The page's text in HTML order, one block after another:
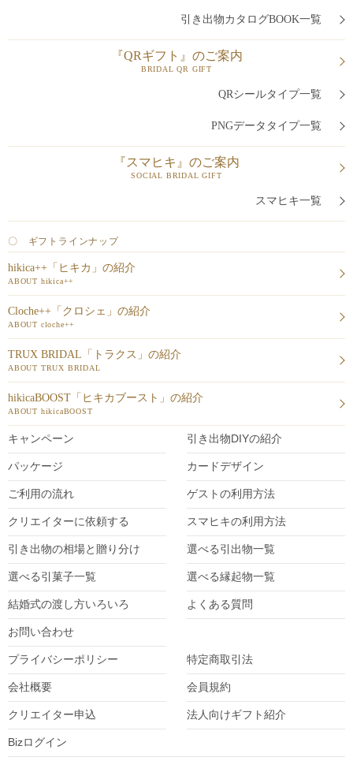
引き出物カタログBOOK一覧
『QRギフト』のご案内
BRIDAL QR GIFT
QRシールタイプ一覧
PNGデータタイプ一覧
『スマヒキ』のご案内
SOCIAL BRIDAL GIFT
スマヒキ一覧
〇 ギフトラインナップ
hikica++「ヒキカ」の紹介
ABOUT hikica++
Cloche++「クロシェ」の紹介
ABOUT cloche++
TRUX BRIDAL「トラクス」の紹介
ABOUT TRUX BRIDAL
hikicaBOOST「ヒキカブースト」の紹介
ABOUT hikicaBOOST
キャンペーン 引き出物DIYの紹介
パッケージ カードデザイン
ご利用の流れ ゲストの利用方法
クリエイターに依頼する スマヒキの利用方法
引き出物の相場と贈り分け 選べる引出物一覧
選べる引菓子一覧 選べる縁起物一覧
結婚式の渡し方いろいろ よくある質問
お問い合わせ
プライバシーポリシー 特定商取引法
会社概要 会員規約
クリエイター申込 法人向けギフト紹介
Bizログイン